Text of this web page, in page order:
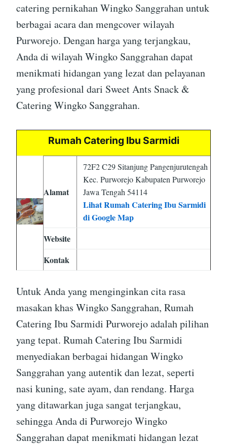
catering pernikahan Wingko Sanggrahan untuk
berbagai acara dan mengcover wilayah
Purworejo. Dengan harga yang terjangkau,
Anda di wilayah Wingko Sanggrahan dapat
menikmati hidangan yang lezat dan pelayanan
yang profesional dari Sweet Ants Snack &
Catering Wingko Sanggrahan.
Rumah Catering Ibu Sarmidi
Alamat
72F2 C29 Sitanjung Pangenjurutengah
Kec. Purworejo Kabupaten Purworejo
Jawa Tengah 54114
Lihat Rumah Catering Ibu Sarmidi
di Google Map
Website
Kontak
Untuk Anda yang menginginkan cita rasa
masakan khas Wingko Sanggrahan, Rumah
Catering Ibu Sarmidi Purworejo adalah pilihan
yang tepat. Rumah Catering Ibu Sarmidi
menyediakan berbagai hidangan Wingko
Sanggrahan yang autentik dan lezat, seperti
nasi kuning, sate ayam, dan rendang. Harga
yang ditawarkan juga sangat terjangkau,
sehingga Anda di Purworejo Wingko
Sanggrahan dapat menikmati hidangan lezat